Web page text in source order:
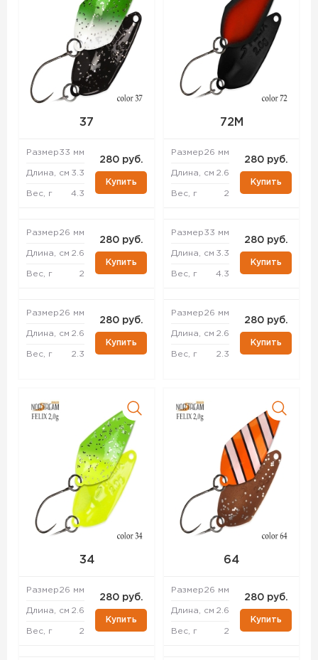
37
Размер33 мм
Длина, см 3.3
Вес, г 4.3
280 руб.
Купить
Размер26 мм
Длина, см 2.6
Вес, г 2
280 руб.
Купить
Размер26 мм
Длина, см 2.6
Вес, г 2.3
280 руб.
Купить
72M
Размер26 мм
Длина, см 2.6
Вес, г 2
280 руб.
Купить
Размер33 мм
Длина, см 3.3
Вес, г 4.3
280 руб.
Купить
Размер26 мм
Длина, см 2.6
Вес, г 2.3
280 руб.
Купить
34
Размер26 мм
Длина, см 2.6
Вес, г 2
280 руб.
Купить
64
Размер26 мм
Длина, см 2.6
Вес, г 2
280 руб.
Купить